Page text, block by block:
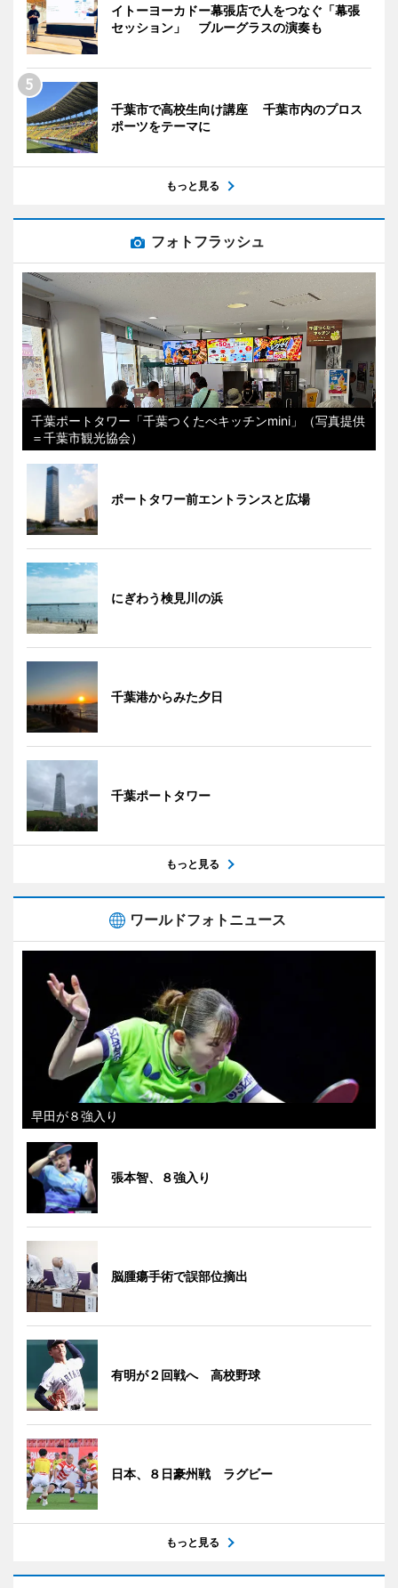
イトーヨーカドー幕張店で人をつなぐ「幕張
セッション」 ブルーグラスの演奏も
千葉市で高校生向け講座 千葉市内のプロス
ポーツをテーマに
もっと見る
フォトフラッシュ
千葉ポートタワー「千葉つくたべキッチンmini」（写真提供
＝千葉市観光協会）
ポートタワー前エントランスと広場
にぎわう検見川の浜
千葉港からみた夕日
千葉ポートタワー
もっと見る
ワールドフォトニュース
早田が８強入り
張本智、８強入り
脳腫瘍手術で誤部位摘出
有明が２回戦へ 高校野球
日本、８日豪州戦 ラグビー
もっと見る